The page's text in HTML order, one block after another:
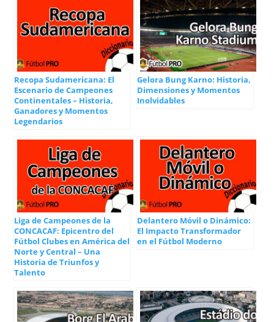
Recopa Sudamericana: El
Escenario de Campeones
Continentales – Historia,
Ganadores y Momentos
Legendarios
Gelora Bung Karno: Historia,
Dimensiones y Momentos
Inolvidables
Liga de Campeones de la
CONCACAF: Epicentro del
Fútbol Clubes en América del
Norte y Central – Una
Historia de Triunfos y
Talento
Delantero Móvil o Dinámico:
El Impacto Transformador
en el Fútbol Moderno